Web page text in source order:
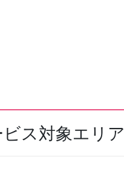
ス対象エリア